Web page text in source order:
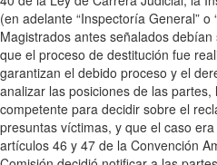
(en adelante “Inspectoría General”
Magistrados antes señalados
que el proceso de destitución fue
garantizan el debido proceso y el
analizar las posiciones de las
competente para decidir sobre el
presuntas víctimas, y que el caso
artículos 46 y 47 de la Convención